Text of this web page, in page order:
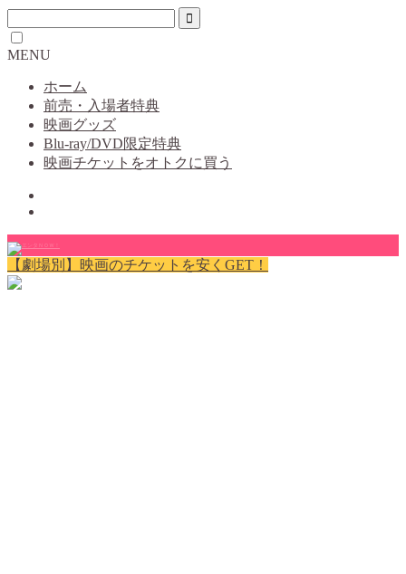
MENU
ホーム
前売・入場者特典
映画グッズ
Blu-ray/DVD限定特典
映画チケットをオトクに買う
【劇場別】映画のチケットを安くGET！